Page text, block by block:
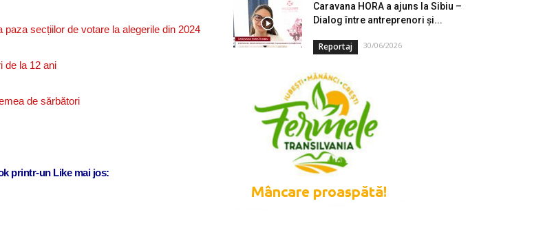
secțiilor de votare la alegerile din 2024
de la 12 ani
de sărbători
printr-un Like mai jos:
Caravana HORA a ajuns la Sibiu –
Dialog între antreprenori și...
Reportaj 30/06/2026